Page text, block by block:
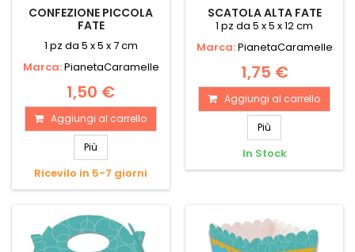
CONFEZIONE PICCOLA
FATE
1 pz da 5 x 5 x 7 cm
Marca:PianetaCaramelle
1,50 €
Aggiungi al carrello
Più
Ricevilo in 5-7 giorni
SCATOLA ALTA FATE
1 pz da 5 x 5 x 12 cm
Marca:PianetaCaramelle
1,75 €
Aggiungi al carrello
Più
In Stock